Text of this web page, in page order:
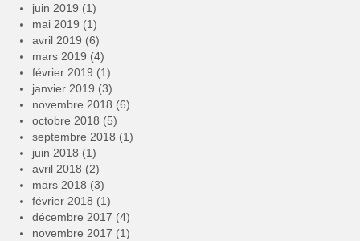
juin 2019 (1)
mai 2019 (1)
avril 2019 (6)
mars 2019 (4)
février 2019 (1)
janvier 2019 (3)
novembre 2018 (6)
octobre 2018 (5)
septembre 2018 (1)
juin 2018 (1)
avril 2018 (2)
mars 2018 (3)
février 2018 (1)
décembre 2017 (4)
novembre 2017 (1)